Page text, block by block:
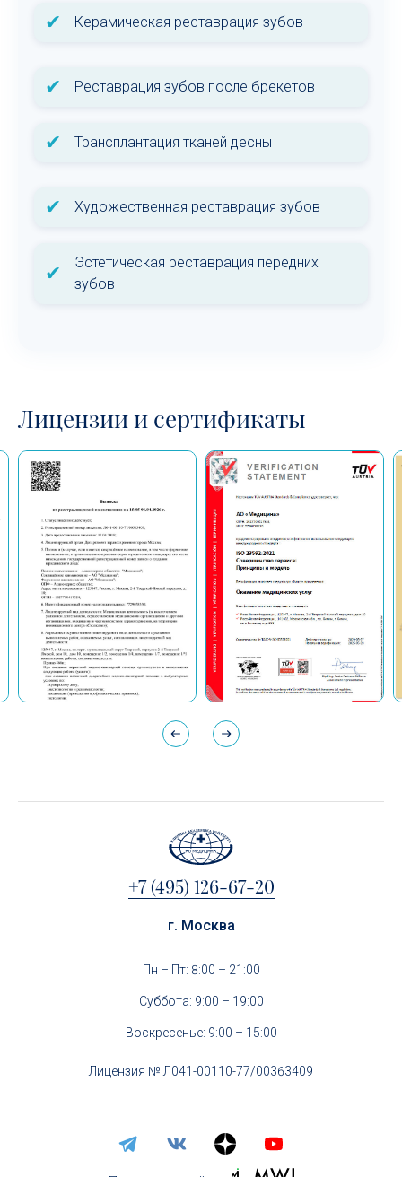
✔ Керамическая реставрация зубов
✔ Реставрация зубов после брекетов
✔ Трансплантация тканей десны
✔ Художественная реставрация зубов
✔
Эстетическая реставрация передних
зубов
Лицензии и сертификаты
+7 (495) 126-67-20
г. Москва
Пн – Пт: 8:00 – 21:00
Суббота: 9:00 – 19:00
Воскресенье: 9:00 – 15:00
Лицензия № Л041-00110-77/00363409